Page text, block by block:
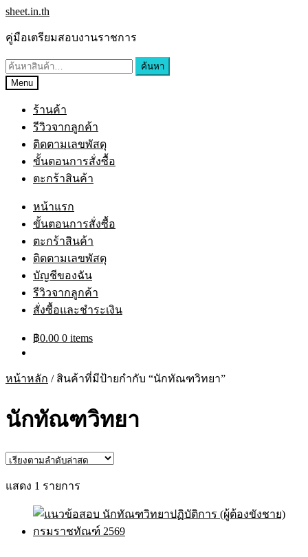
Skip
navigation
Skip
content
sheet.in.th
คู่มือเตรียมสอบงานราชการ
ค้นหา:
ค้นหา
Menu
ร้านค้า
รีวิวจากลูกค้า
ติดตามเลขพัสดุ
ขั้นตอนการสั่งซื้อ
ตะกร้าสินค้า
หน้าแรก
ขั้นตอนการสั่งซื้อ
ตะกร้าสินค้า
ติดตามเลขพัสดุ
บัญชีของฉัน
รีวิวจากลูกค้า
สั่งซื้อและชำระเงิน
฿0.00 0 items
หน้าหลัก / สินค้าที่มีป้ายกำกับ “นักทัณฑวิทยา”
นักทัณฑวิทยา
แสดง 1 รายการ